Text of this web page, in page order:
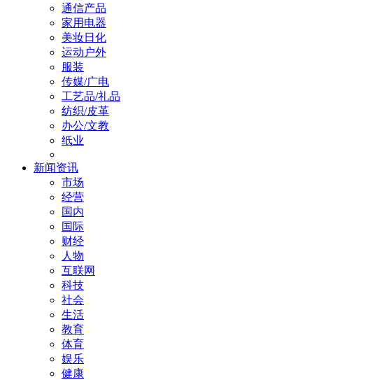
通信产品
家用电器
美妆日化
运动户外
服装
传媒/广电
工艺品/礼品
纺织/皮革
办公/文教
纸业
新闻资讯
市场
经营
国内
国际
财经
人物
互联网
科技
社会
生活
教育
体育
娱乐
健康